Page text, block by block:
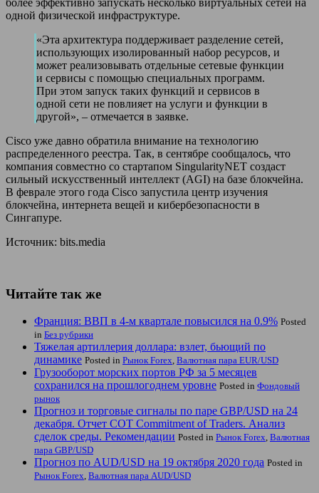
одной физической инфраструктуре.
«Эта архитектура поддерживает разделение сетей,
использующих изолированный набор ресурсов, и
может реализовывать отдельные сетевые функции
и сервисы с помощью специальных программ.
При этом запуск таких функций и сервисов в
одной сети не повлияет на услуги и функции в
другой», – отмечается в заявке.
Cisco уже давно обратила внимание на технологию
распределенного реестра. Так, в сентябре сообщалось, что
компания совместно со стартапом SingularityNET создаст
сильный искусственный интеллект (AGI) на базе блокчейна.
В феврале этого года Cisco запустила центр изучения
блокчейна, интернета вещей и кибербезопасности в
Сингапуре.
Источник: bits.media
Читайте так же
Франция: ВВП в 4-м квартале повысился на 0.9% Posted
in Без рубрики
Тяжелая артиллерия доллара: взлет, бьющий по
динамике Posted in Рынок Forex, Валютная пара EUR/USD
Грузооборот морских портов РФ за 5 месяцев
сохранился на прошлогоднем уровне Posted in Фондовый
рынок
Прогноз и торговые сигналы по паре GBP/USD на 24
декабря. Отчет COT Commitment of Traders. Анализ
сделок среды. Рекомендации Posted in Рынок Forex, Валютная
пара GBP/USD
Прогноз по AUD/USD на 19 октября 2020 года Posted in
Рынок Forex, Валютная пара AUD/USD